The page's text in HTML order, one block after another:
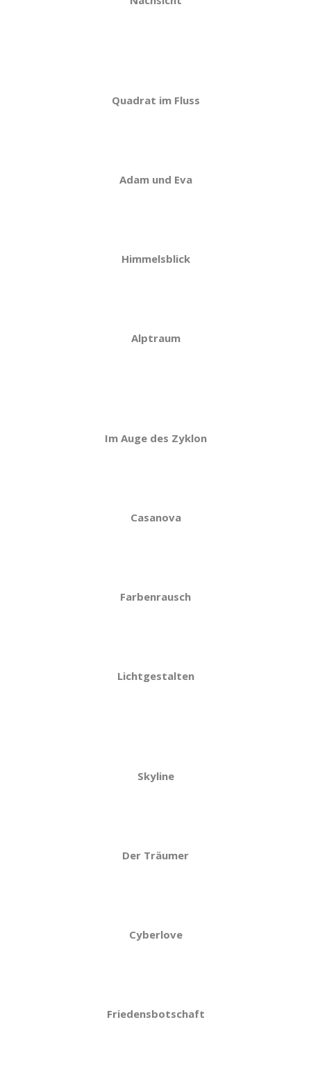
Quadrat im Fluss
Adam und Eva
Himmelsblick
Alptraum
Im Auge des Zyklon
Casanova
Farbenrausch
Lichtgestalten
Skyline
Der Träumer
Cyberlove
Friedensbotschaft